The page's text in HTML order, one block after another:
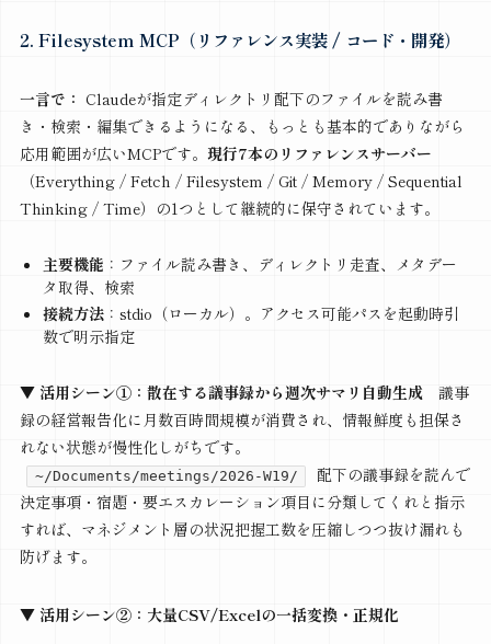
2. Filesystem MCP（リファレンス実装 / コード・開発）
一言で： Claudeが指定ディレクトリ配下のファイルを読み書
き・検索・編集できるようになる、もっとも基本的でありながら
応用範囲が広いMCPです。 現行7本のリファレンスサーバー
（Everything / Fetch / Filesystem / Git / Memory / Sequential
Thinking / Time）の1つとして継続的に保守されています。
主要機能 ：ファイル読み書き、ディレクトリ走査、メタデー
タ取得、検索
接続方法：stdio（ローカル）。アクセス可能パスを起動時引
数で明示指定
▼ 活用シーン①：散在する議事録から週次サマリ自動生成議事
録の経営報告化に月数百時間規模が消費され、情報鮮度も担保さ
れない状態が慢性化しがちです。
~/Documents/meetings/2026-W19/
配下の議事録を読んで
決定事項・宿題・要エスカレーション項目に分類してくれと指示
すれば、マネジメント層の状況把握工数を圧縮しつつ抜け漏れも
防げます。
▼ 活用シーン②：大量CSV/Excelの一括変換・正規化